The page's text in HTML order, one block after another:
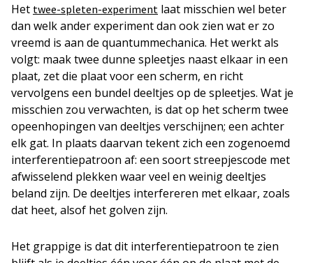
Het twee-spleten-experiment laat misschien wel beter
dan welk ander experiment dan ook zien wat er zo
vreemd is aan de quantummechanica. Het werkt als
volgt: maak twee dunne spleetjes naast elkaar in een
plaat, zet die plaat voor een scherm, en richt
vervolgens een bundel deeltjes op de spleetjes. Wat je
misschien zou verwachten, is dat op het scherm twee
opeenhopingen van deeltjes verschijnen; een achter
elk gat. In plaats daarvan tekent zich een zogenoemd
interferentiepatroon af: een soort streepjescode met
afwisselend plekken waar veel en weinig deeltjes
beland zijn. De deeltjes interfereren met elkaar, zoals
dat heet, alsof het golven zijn.
Het grappige is dat dit interferentiepatroon te zien